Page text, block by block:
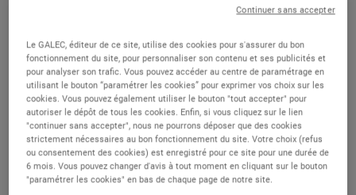
DESCRIPTION
Vous aurez en charge les missions suivants :
Gestion des réseaux sociaux / du site du
Le GALEC, éditeur de ce site, utilise des cookies pour s'assurer du bon
fonctionnement du site, pour personnaliser son contenu et ses publicités et
pour analyser son trafic. Vous pouvez accéder au centre de paramétrage en
utilisant le bouton “paramétrer les cookies” pour exprimer vos choix sur les
cookies. Vous pouvez également utiliser le bouton "tout accepter" pour
autoriser le dépôt de tous les cookies. Enfin, si vous cliquez sur le lien
"continuer sans accepter", nous ne pourrons déposer que des cookies
strictement nécessaires au bon fonctionnement du site. Votre choix (refus
ou consentement des cookies) est enregistré pour ce site pour une durée de
6 mois. Vous pouvez changer d'avis à tout moment en cliquant sur le bouton
"paramétrer les cookies" en bas de chaque page de notre site.
Continuer sans accepter